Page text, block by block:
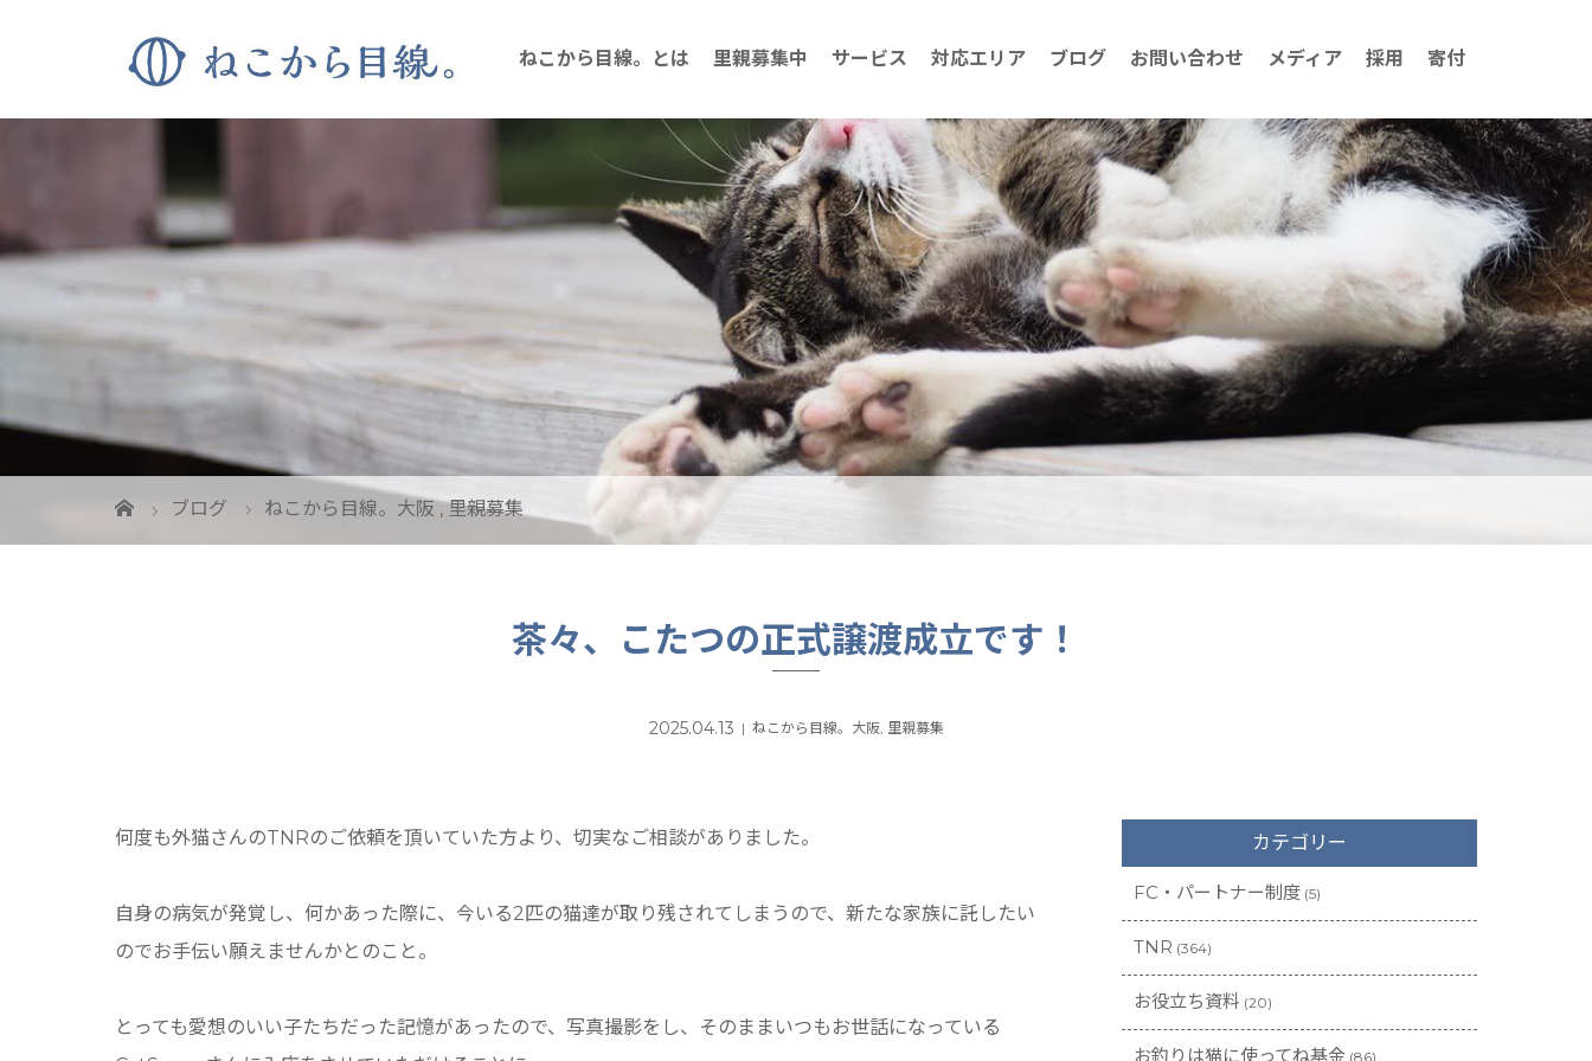
ねこから目線。とは 里親募集中 サービス 対応エリア ブログ お問い合わせ メディア 採用 寄付
ブログ ねこから目線。大阪 ,里親募集
茶々、こたつの正式譲渡成立です！
2025.04.13 ねこから目線。大阪, 里親募集
何度も外猫さんのTNRのご依頼を頂いていた方より、切実なご相談がありました。
自身の病気が発覚し、何かあった際に、今いる2匹の猫達が取り残されてしまうので、新たな家族に託したい
のでお手伝い願えませんかとのこと。
とっても愛想のいい子たちだった記憶があったので、写真撮影をし、そのままいつもお世話になっている
カテゴリー
FC・パートナー制度 (5)
TNR (364)
お役立ち資料 (20)
お釣りは猫に使ってね基金 (86)